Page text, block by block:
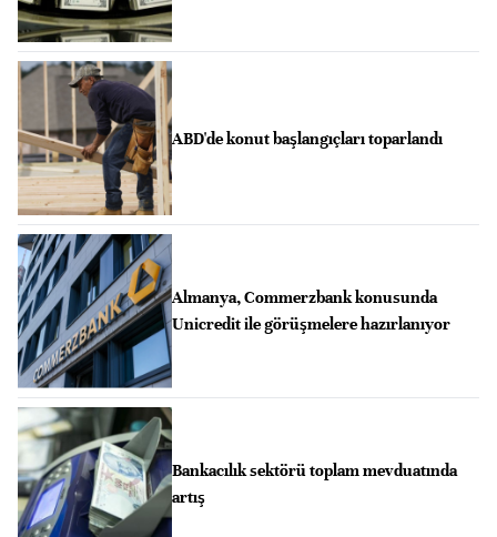
ABD'de konut başlangıçları toparlandı
Almanya, Commerzbank konusunda
Unicredit ile görüşmelere hazırlanıyor
Bankacılık sektörü toplam mevduatında
artış